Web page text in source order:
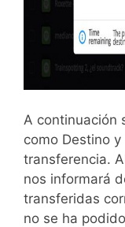
A continuación
como Destino
transferencia.
nos informará
transferidas
no se ha